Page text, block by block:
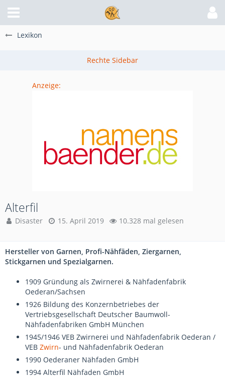
Lexikon
Anzeige:
Alterfil
Disaster 15. April 2019 10.328 mal gelesen
Hersteller von Garnen, Profi-Nähfäden, Ziergarnen,
Stickgarnen und Spezialgarnen.
1909 Gründung als Zwirnerei & Nähfadenfabrik
Oederan/Sachsen
1926 Bildung des Konzernbetriebes der
Vertriebsgesellschaft Deutscher Baumwoll-
Nähfadenfabriken GmbH München
1945/1946 VEB Zwirnerei und Nähfadenfabrik Oederan /
VEB Zwirn- und Nähfadenfabrik Oederan
1990 Oederaner Nähfaden GmbH
1994 Alterfil Nähfaden GmbH